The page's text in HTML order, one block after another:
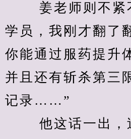
姜老师则不紧
学员，我刚才翻了
你能通过服药提升
并且还有斩杀第三
记录……”
他这话一出，